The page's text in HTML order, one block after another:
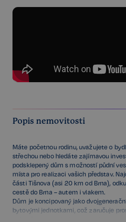
Popis nemovitosti
Máte početnou rodinu, uvažujete o
střechou nebo hledáte zajímavou
podsklepený dům s možností půdní
místa pro realizaci vašich představ.
části Tišnova (asi 20 km od Brna),
cestě do Brna – autem i vlakem.
Dům je koncipovaný jako
bytovými jednotkami, což zaručuje